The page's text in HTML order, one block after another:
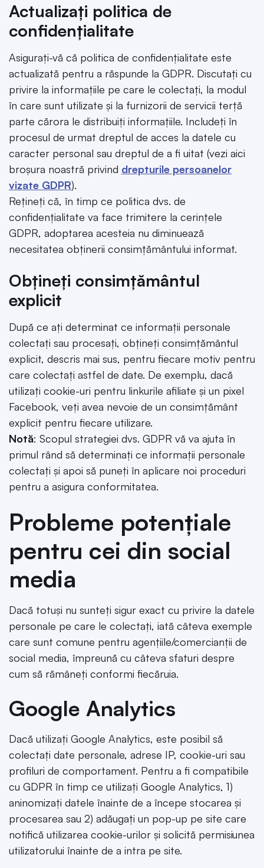
Actualizați politica de
confidențialitate
Asigurați-vă că politica de confidențialitate este
actualizată pentru a răspunde la GDPR. Discutați cu
privire la informațiile pe care le colectați, la modul
în care sunt utilizate și la furnizorii de servicii terță
parte cărora le distribuiți informațiile. Includeți în
procesul de urmat dreptul de acces la datele cu
caracter personal sau dreptul de a fi uitat (vezi aici
broșura noastră privind drepturile persoanelor
vizate GDPR).
Rețineți că, în timp ce politica dvs. de
confidențialitate va face trimitere la cerințele
GDPR, adoptarea acesteia nu diminuează
necesitatea obținerii consimțământului informat.
Obțineți consimțământul
explicit
După ce ați determinat ce informații personale
colectați sau procesați, obțineți consimțământul
explicit, descris mai sus, pentru fiecare motiv pentru
care colectați astfel de date. De exemplu, dacă
utilizați cookie-uri pentru linkurile afiliate și un pixel
Facebook, veți avea nevoie de un consimțământ
explicit pentru fiecare utilizare.
Notă: Scopul strategiei dvs. GDPR vă va ajuta în
primul rând să determinați ce informații personale
colectați și apoi să puneți în aplicare noi proceduri
pentru a asigura conformitatea.
Probleme potențiale
pentru cei din social
media
Dacă totuși nu sunteți sigur exact cu privire la datele
personale pe care le colectați, iată câteva exemple
care sunt comune pentru agențiile/comercianții de
social media, împreună cu câteva sfaturi despre
cum să rămâneți conformi fiecăruia.
Google Analytics
Dacă utilizați Google Analytics, este posibil să
colectați date personale, adrese IP, cookie-uri sau
profiluri de comportament. Pentru a fi compatibile
cu GDPR în timp ce utilizați Google Analytics, 1)
aninomizați datele înainte de a începe stocarea și
procesarea sau 2) adăugați un pop-up pe site care
notifică utilizarea cookie-urilor și solicită permisiunea
utilizatorului înainte de a intra pe site.